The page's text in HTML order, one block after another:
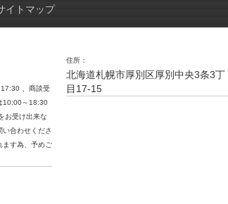
イトマップ
、商談受
10:00～18:30
お受け出来な
合わせくださ
ます為、予めご
住所
北海道札幌市厚別区厚別中央3条3丁
目17-15